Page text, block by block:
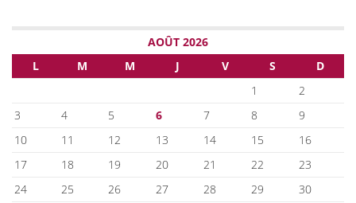
AOÛT 2026
L
M M J V S
D
1
2
3
4 5 6 7 8
9
10
11 12 13 14 15
16
17
18 19 20 21 22
23
24
25 26 27 28 29
30